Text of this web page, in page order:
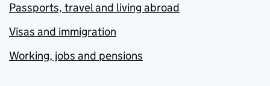
Passports, travel and living abroad
Visas and immigration
Working, jobs and pensions